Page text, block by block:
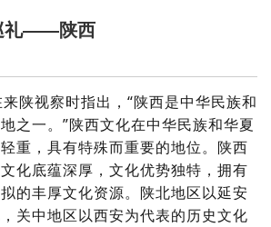
礼——陕西
陕视察时指出，“陕西是中华民族和
之一。”陕西文化在中华民族和华夏
重，具有特殊而重要的地位。陕西
化底蕴深厚，文化优势独特，拥有
的丰厚文化资源。陕北地区以延安
关中地区以西安为代表的历史文化